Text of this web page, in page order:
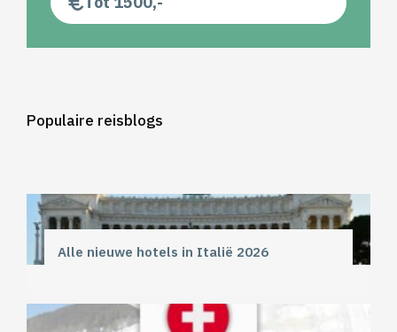
Populaire reisblogs
Alle nieuwe hotels in Italië 2026